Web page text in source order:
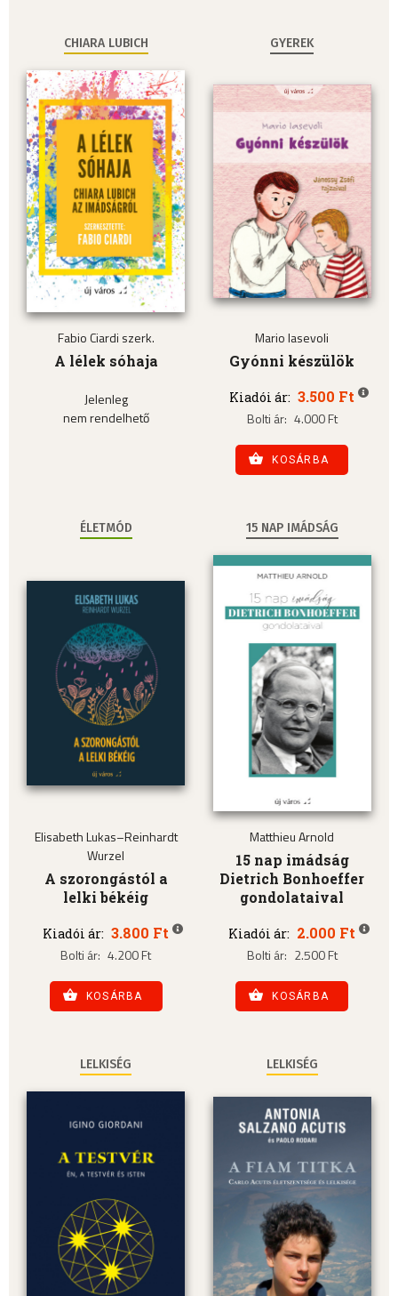
CHIARA LUBICH
Fabio Ciardi szerk.
A lélek sóhaja
Jelenleg
nem rendelhető
GYEREK
Mario Iasevoli
Gyónni készülök
Kiadói ár: 3.500 Ft
Bolti ár: 4.000 Ft
KOSÁRBA
ÉLETMÓD
Elisabeth Lukas–Reinhardt
Wurzel
A szorongástól a
lelki békéig
Kiadói ár: 3.800 Ft
Bolti ár: 4.200 Ft
KOSÁRBA
15 NAP IMÁDSÁG
Matthieu Arnold
15 nap imádság
Dietrich Bonhoeffer
gondolataival
Kiadói ár: 2.000 Ft
Bolti ár: 2.500 Ft
KOSÁRBA
LELKISÉG LELKISÉG